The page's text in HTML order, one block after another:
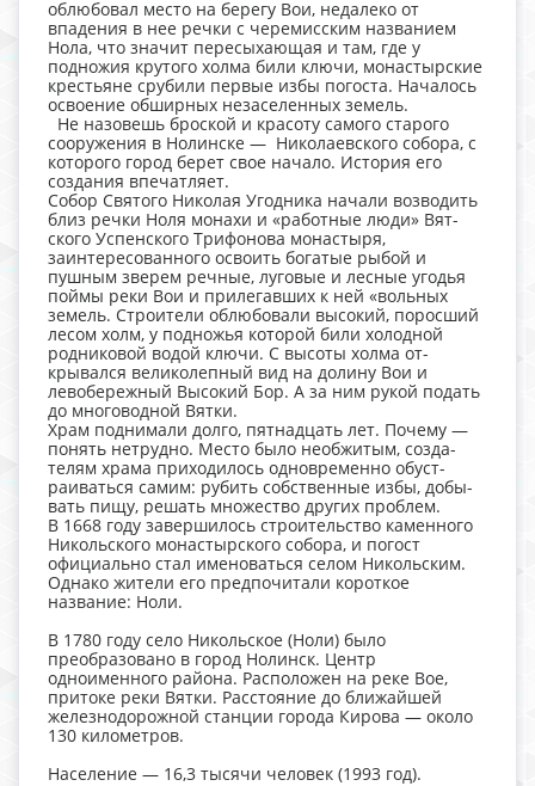
облюбовал место на берегу Вои, недалеко от
впадения в нее речки с черемисским названием
Нола, что значит пересыхающая и там, где у
подножия крутого холма били ключи, монастырские
крестьяне срубили первые избы погоста. Началось
освоение обширных незаселенных земель.
Не назовешь броской и красоту са­мого ста­рого
сооружения в Нолин­ске — Николаевского собора, с
ко­торого город берет свое начало. Исто­рия его
создания впечатляет.
Собор Святого Николая Угодника на­чали воз­водить
близ речки Ноля монахи и «ра­ботные люди» Вят­
ского Успенского Трифо­нова монастыря,
заинтересованного освоить богатые ры­бой и
пушным зверем речные, луговые и лесные угодья
поймы реки Вои и приле­гав­ших к ней «вольных
земель. Строи­тели облюбовали высо­кий, порос­ший
лесом холм, у подножья кото­рой били холодной
родниковой во­дой ключи. С высоты холма от­
крывался великолепный вид на до­лину Вои и
левобережный Вы­сокий Бор. А за ним рукой подать
до мно­говодной Вятки.
Храм поднимали долго, пятнадцать лет. Почему —
понять нетрудно. Ме­сто было необжитым, созда­
телям храма приходи­лось одновременно обуст­
раиваться са­мим: рубить собственные избы, добы­
вать пищу, решать множество других про­блем.
В 1668 году завершилось строительство каменного
Никольского монастырского собора, и погост
официально стал именоваться селом Никольским.
Однако жители его предпочитали короткое
название: Ноли.
В 1780 году село Никольское (Ноли) было
преобразовано в город Нолинск. Центр
одноименного района. Расположен на реке Вое,
притоке реки Вятки. Расстояние до ближайшей
железнодорожной станции города Кирова — около
130 километров.
Население — 16,3 тысячи человек (1993 год).